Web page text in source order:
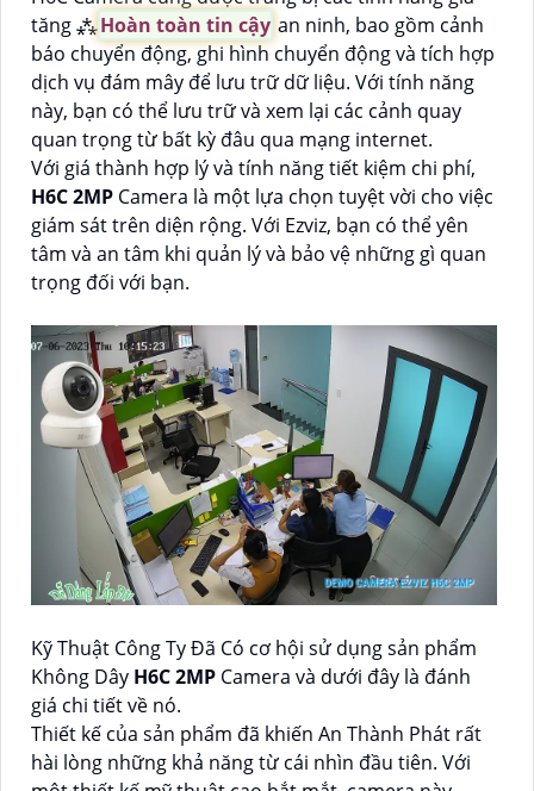
tăng ⁂Hoàn toàn tin cậy an ninh, bao gồm cảnh
báo chuyển động, ghi hình chuyển động và tích hợp
dịch vụ đám mây để lưu trữ dữ liệu. Với tính năng
này, bạn có thể lưu trữ và xem lại các cảnh quay
quan trọng từ bất kỳ đâu qua mạng internet.
Với giá thành hợp lý và tính năng tiết kiệm chi phí,
H6C 2MP Camera là một lựa chọn tuyệt vời cho việc
giám sát trên diện rộng. Với Ezviz, bạn có thể yên
tâm và an tâm khi quản lý và bảo vệ những gì quan
trọng đối với bạn.
Kỹ Thuật Công Ty Đã Có cơ hội sử dụng sản phẩm
Không Dây H6C 2MP Camera và dưới đây là đánh
giá chi tiết về nó.
Thiết kế của sản phẩm đã khiến An Thành Phát rất
hài lòng những khả năng từ cái nhìn đầu tiên. Với